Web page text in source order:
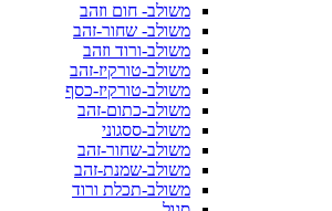
משולב- חום וזהב
משולב- שחור-זהב
משולב-ורוד וזהב
משולב-טורקיז-זהב
משולב-טורקיז-כסף
משולב-כתום-זהב
משולב-ססגוני
משולב-שחור-זהב
משולב-שמנת-זהב
משולב-תכלת ורוד